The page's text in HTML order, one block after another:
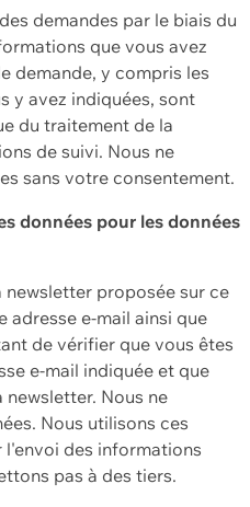
demandes par le biais du
que vous avez
demande, y compris les
y avez indiquées, sont
du traitement de la
de suivi. Nous ne
sans votre consentement.
données pour les données
proposée sur ce
adresse e-mail ainsi que
de vérifier que vous êtes
e-mail indiquée et que
Nous ne
Nous utilisons ces
l'envoi des informations
pas à des tiers.